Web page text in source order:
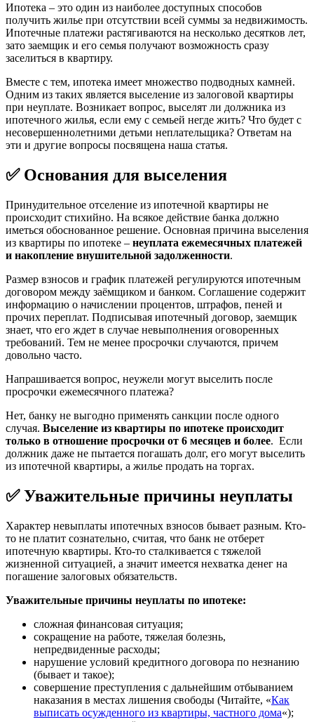
Ипотека – это один из наиболее доступных способов
получить жилье при отсутствии всей суммы за недвижимость.
Ипотечные платежи растягиваются на несколько десятков лет,
зато заемщик и его семья получают возможность сразу
заселиться в квартиру.
Вместе с тем, ипотека имеет множество подводных камней.
Одним из таких является выселение из залоговой квартиры
при неуплате. Возникает вопрос, выселят ли должника из
ипотечного жилья, если ему с семьей негде жить? Что будет с
несовершеннолетними детьми неплательщика? Ответам на
эти и другие вопросы посвящена наша статья.
✅ Основания для выселения
Принудительное отселение из ипотечной квартиры не
происходит стихийно. На всякое действие банка должно
иметься обоснованное решение. Основная причина выселения
из квартиры по ипотеке – неуплата ежемесячных платежей
и накопление внушительной задолженности.
Размер взносов и график платежей регулируются ипотечным
договором между заёмщиком и банком. Соглашение содержит
информацию о начислении процентов, штрафов, пеней и
прочих переплат. Подписывая ипотечный договор, заемщик
знает, что его ждет в случае невыполнения оговоренных
требований. Тем не менее просрочки случаются, причем
довольно часто.
Напрашивается вопрос, неужели могут выселить после
просрочки ежемесячного платежа?
Нет, банку не выгодно применять санкции после одного
случая. Выселение из квартиры по ипотеке происходит
только в отношение просрочки от 6 месяцев и более. Если
должник даже не пытается погашать долг, его могут выселить
из ипотечной квартиры, а жилье продать на торгах.
✅ Уважительные причины неуплаты
Характер невыплаты ипотечных взносов бывает разным. Кто-
то не платит сознательно, считая, что банк не отберет
ипотечную квартиры. Кто-то сталкивается с тяжелой
жизненной ситуацией, а значит имеется нехватка денег на
погашение залоговых обязательств.
Уважительные причины неуплаты по ипотеке:
сложная финансовая ситуация;
сокращение на работе, тяжелая болезнь,
непредвиденные расходы;
нарушение условий кредитного договора по незнанию
(бывает и такое);
совершение преступления с дальнейшим отбыванием
наказания в местах лишения свободы (Читайте, «Как
выписать осужденного из квартиры, частного дома«);